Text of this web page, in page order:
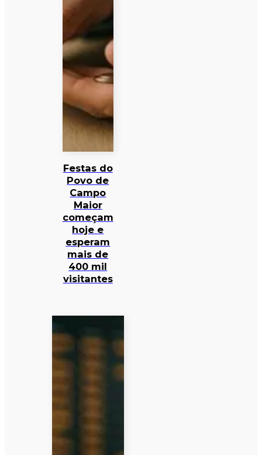
Festas do
Povo de
Campo
Maior
começam
hoje e
esperam
mais de
400 mil
visitantes